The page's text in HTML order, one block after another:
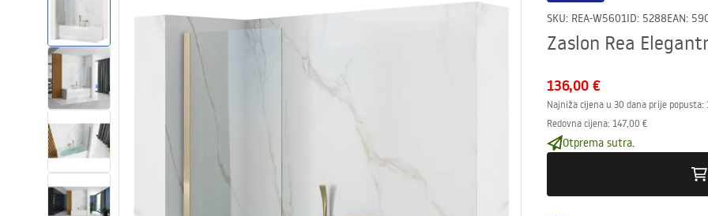
Tuš kade
Tuš Kanalice
WC školjke
Umivaonici
SKU: REA-W5601ID: 5288EAN:
Zaslon Rea
136,00 €
Najniža cijena u 30 dana prije popusta:
Redovna cijena: 147,00 €
Otprema sutra.